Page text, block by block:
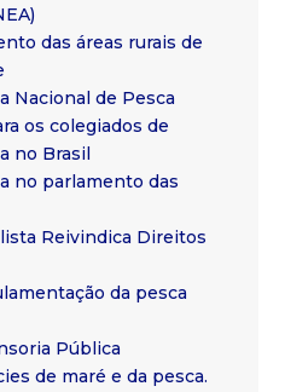
das áreas rurais de
Nacional de Pesca
os colegiados de
no Brasil
no parlamento das
Reivindica Direitos
da pesca
Pública
de maré e da pesca.